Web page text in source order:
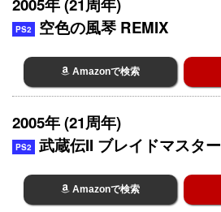
PS2 空色の風琴 REMIX
Amazonで検索
2005年 (21周年)
PS2 武蔵伝II ブレイドマスター
Amazonで検索